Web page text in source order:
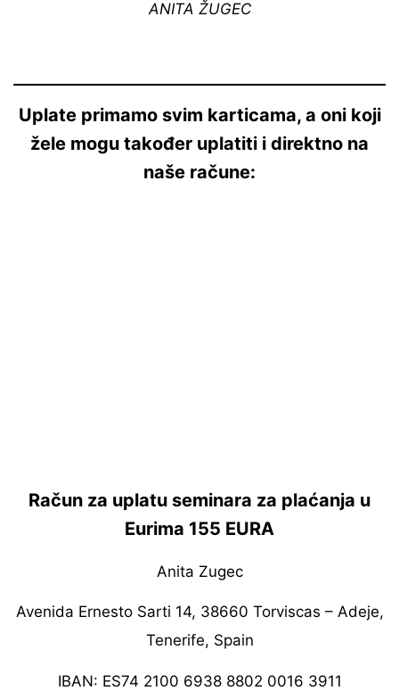
ANITA ŽUGEC
Uplate primamo svim karticama, a oni koji
žele mogu također uplatiti i direktno na
naše račune:
Račun za uplatu seminara za plaćanja u
Eurima 155 EURA
Anita Zugec
Avenida Ernesto Sarti 14, 38660 Torviscas – Adeje,
Tenerife, Spain
IBAN: ES74 2100 6938 8802 0016 3911